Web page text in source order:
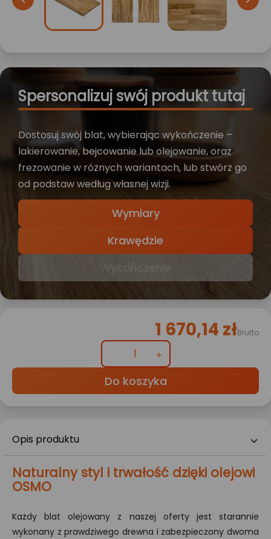
Spersonalizuj swój produkt tutaj
Dostosuj swój blat, wybierając wykończenie –
lakierowanie, bejcowanie lub olejowanie, oraz
frezowanie w różnych wariantach, lub stwórz go
od podstaw według własnej wizji.
Wymiary
Krawędzie
1 670,14 złBrutto
Do koszyka
Opis produktu
Naturalny styl i trwałość dzięki olejowi
OSMO
Każdy blat olejowany z naszej oferty jest starannie
wykonany z prawdziwego drewna i zabezpieczony dwoma